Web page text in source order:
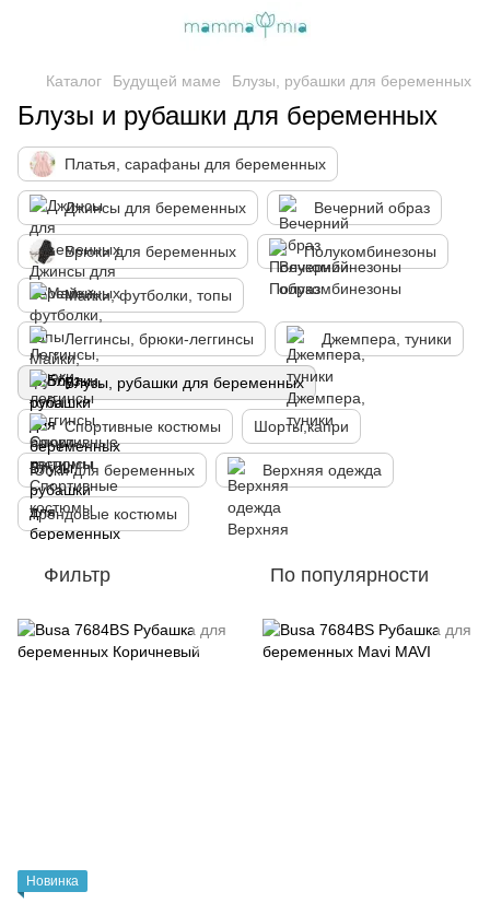
Каталог Будущей маме Блузы, рубашки для беременных
Блузы и рубашки для беременных
Платья, сарафаны для беременных
Джинсы для беременных Вечерний образ
Брюки для беременных Полукомбинезоны
Майки, футболки, топы
Леггинсы, брюки-леггинсы Джемпера, туники
Блузы, рубашки для беременных
Спортивные костюмы Шорты,капри
Юбки для беременных Верхняя одежда
Трендовые костюмы
Фильтр По популярности
Новинка